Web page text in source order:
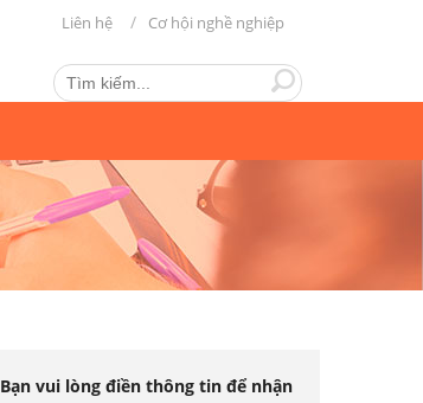
Liên hệ Cơ hội nghề nghiệp
Bạn vui lòng điền thông tin để nhận